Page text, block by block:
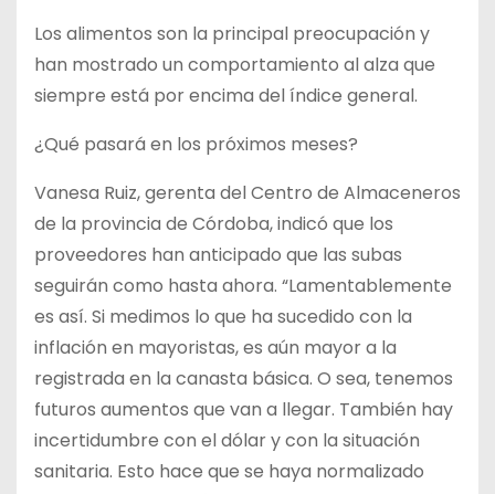
Los alimentos son la principal preocupación y
han mostrado un comportamiento al alza que
siempre está por encima del índice general.
¿Qué pasará en los próximos meses?
Vanesa Ruiz, gerenta del Centro de Almaceneros
de la provincia de Córdoba, indicó que los
proveedores han anticipado que las subas
seguirán como hasta ahora. “Lamentablemente
es así. Si medimos lo que ha sucedido con la
inflación en mayoristas, es aún mayor a la
registrada en la canasta básica. O sea, tenemos
futuros aumentos que van a llegar. También hay
incertidumbre con el dólar y con la situación
sanitaria. Esto hace que se haya normalizado